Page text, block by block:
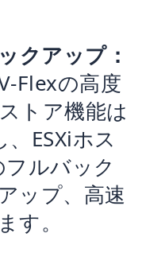
クアップ：
Flexの高度
トア機能は
ESXiホス
ルバック
ップ、高速
す。